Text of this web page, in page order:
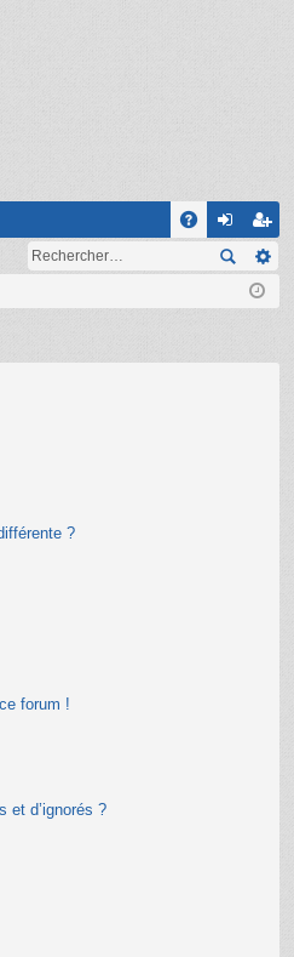
on
on
ns
cri
on
?
forum !
et d’ignorés ?